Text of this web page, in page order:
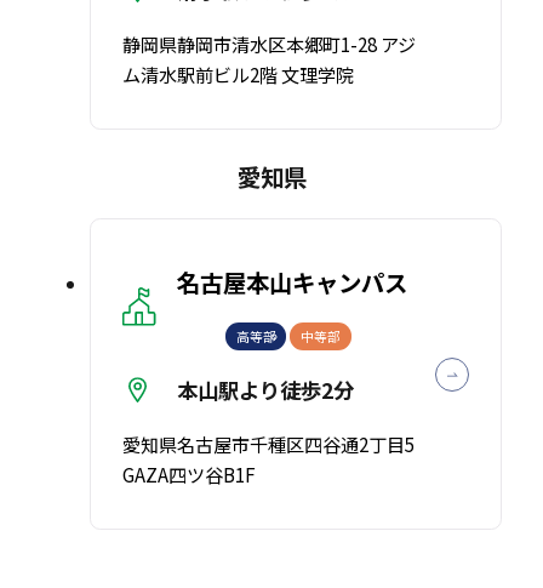
静岡県静岡市清水区本郷町1-28 アジ
ム清水駅前ビル2階 文理学院
愛知県
名古屋本山キャンパス
高等部 中等部
本山駅より徒歩2分
愛知県名古屋市千種区四谷通2丁目5
GAZA四ツ谷B1F